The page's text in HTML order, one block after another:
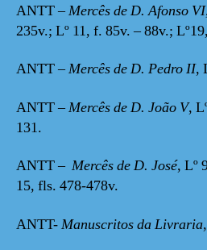
ANTT –Mercês de D. Afonso
235v.; Lº 11, f. 85v. – 88v.;
ANTT –Mercês de D. Pedro II,
ANTT –Mercês de D. João V,
131.
ANTT – Mercês de D. José, Lº
15, fls. 478-478v.
ANTT-Manuscritos da Livraria